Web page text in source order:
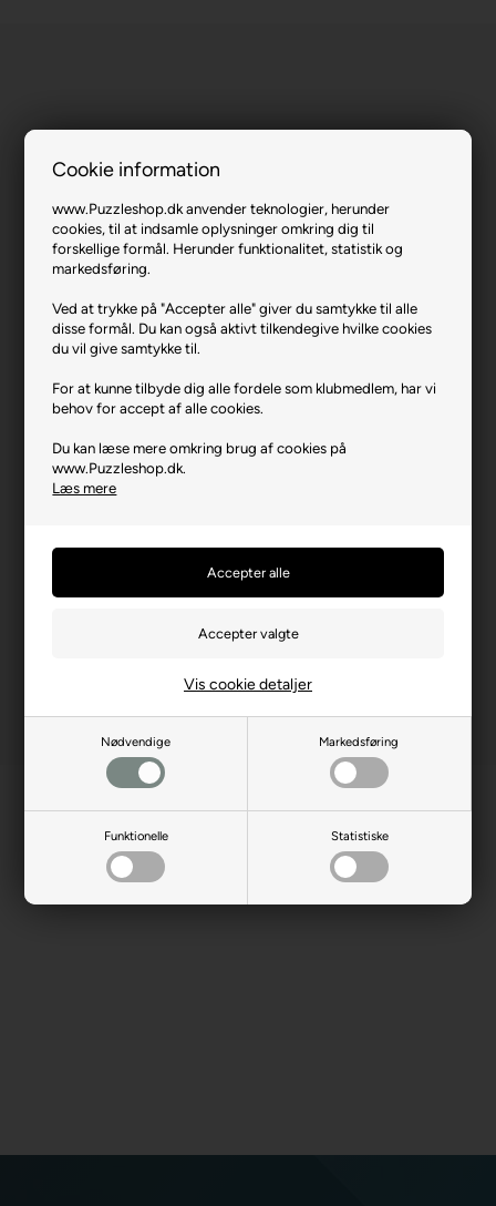
Cookie information
www.Puzzleshop.dk anvender teknologier, herunder
cookies, til at indsamle oplysninger omkring dig til
forskellige formål. Herunder funktionalitet, statistik og
markedsføring.
Ved at trykke på "Accepter alle" giver du samtykke til alle
disse formål. Du kan også aktivt tilkendegive hvilke cookies
du vil give samtykke til.
For at kunne tilbyde dig alle fordele som klubmedlem, har vi
behov for accept af alle cookies.
Du kan læse mere omkring brug af cookies på
www.Puzzleshop.dk.
Læs mere
Nødvendige Markedsføring
Funktionelle Statistiske
Vis cookie detaljer
Turtle Sailing.
Varenr.: 1022-72284
Producent
MasterPieces
Antal brikker
Længde i cm (ca.)
65
Bredde i cm (ca.)
Brikstørrelse i cm² (ca.)
1,5
Yderligere info
Advarsler
Ikke til børn under 3 år.